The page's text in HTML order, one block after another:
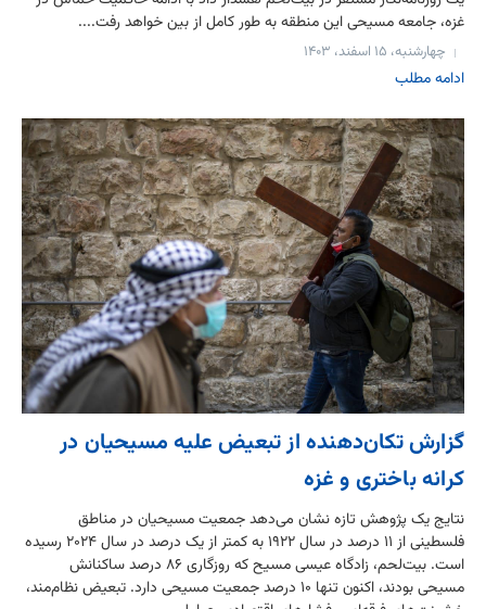
غزه، جامعه مسیحی این منطقه به طور کامل از بین خواهد رفت....
چهارشنبه، ۱۵ اسفند، ۱۴۰۳
ادامه مطلب
گزارش تکان‌دهنده از تبعیض علیه مسیحیان در
کرانه باختری و غزه
نتایج یک پژوهش تازه نشان می‌دهد جمعیت مسیحیان در مناطق
فلسطینی از ۱۱ درصد در سال ۱۹۲۲ به کمتر از یک درصد در سال ۲۰۲۴ رسیده
است. بیت‌لحم، زادگاه عیسی مسیح که روزگاری ۸۶ درصد ساکنانش
مسیحی بودند، اکنون تنها ۱۰ درصد جمعیت مسیحی دارد. تبعیض نظام‌مند،